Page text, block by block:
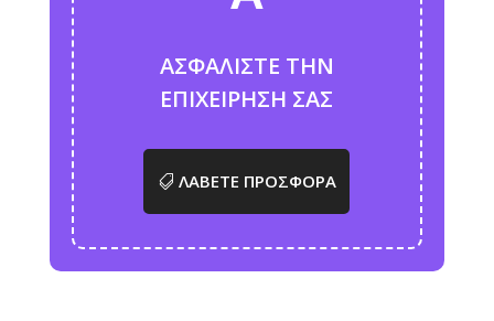
ΑΣΦΑΛΙΣΤΕ ΤΗΝ
ΕΠΙΧΕΙΡΗΣΗ ΣΑΣ
ΛΑΒΕΤΕ ΠΡΟΣΦΟΡΑ